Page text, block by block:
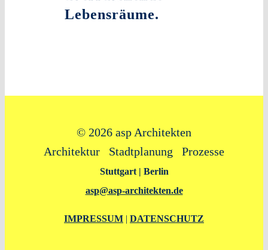
Lebensräume.
© 2026 asp Architekten
Architektur Stadtplanung Prozesse
Stuttgart | Berlin
asp@asp‑architekten.de
IMPRESSUM | DATENSCHUTZ